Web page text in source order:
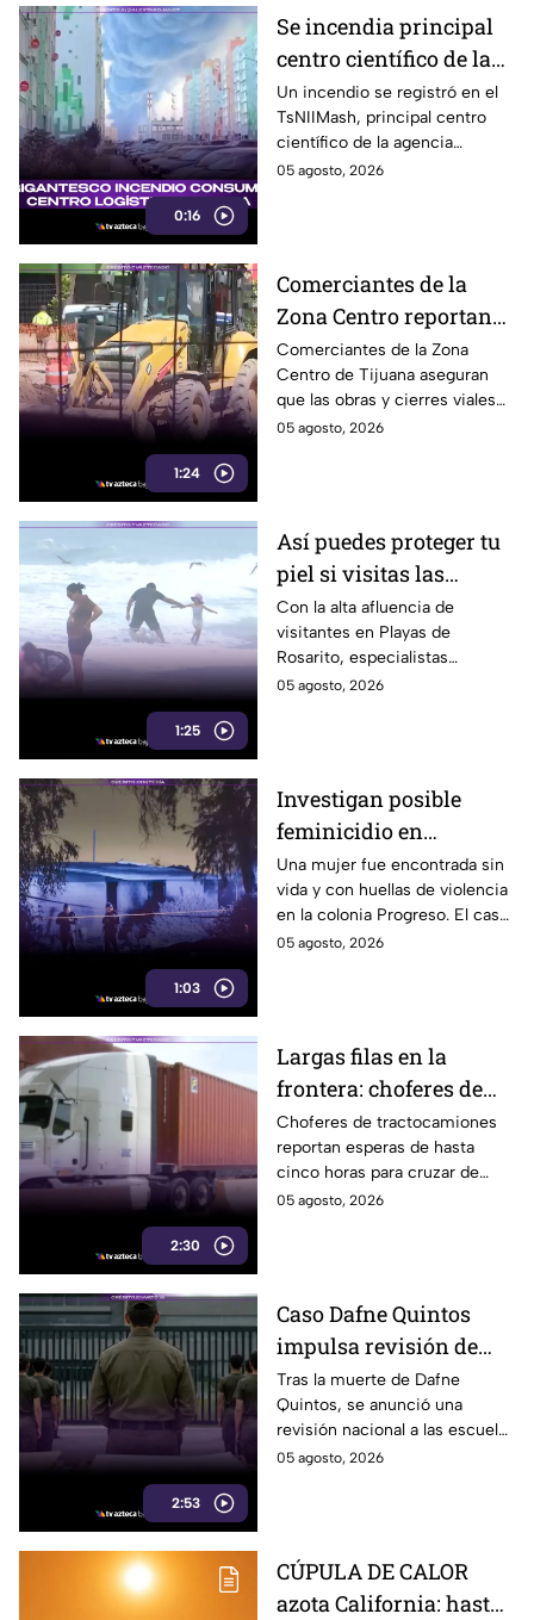
0:16
Se incendia principal
centro científico de la
agencia espacial rusa
Roscosmos
Un incendio se registró en el
TsNIIMash, principal centro
científico de la agencia
espacial rusa Roscosmos. El
05 agosto, 2026
1:24
Comerciantes de la
Zona Centro reportan
caída de hasta 40% por
obras en avenida
Revolución
Comerciantes de la Zona
Centro de Tijuana aseguran
que las obras y cierres viales
en la avenida Revolución han
05 agosto, 2026
1:25
Así puedes proteger tu
piel si visitas las
playas de Rosarito
durante el verano
Con la alta afluencia de
visitantes en Playas de
Rosarito, especialistas
recomiendan reaplicar
05 agosto, 2026
1:03
Investigan posible
feminicidio en
Mexicali; hallan a una
mujer sin vida con
huellas de violencia
Una mujer fue encontrada sin
vida y con huellas de violencia
en la colonia Progreso. El caso
es investigado como un
05 agosto, 2026
2:30
Largas filas en la
frontera: choferes de
carga esperan hasta
cinco horas para
cruzar a EE. UU.
Choferes de tractocamiones
reportan esperas de hasta
cinco horas para cruzar de
Tijuana a Estados Unidos y
05 agosto, 2026
2:53
Caso Dafne Quintos
impulsa revisión de
escuelas militarizadas;
padres en Tijuana
exigen supervisión
Tras la muerte de Dafne
Quintos, se anunció una
revisión nacional a las escuelas
militarizadas; en Tijuana
05 agosto, 2026
CÚPULA DE CALOR
azota California: hasta